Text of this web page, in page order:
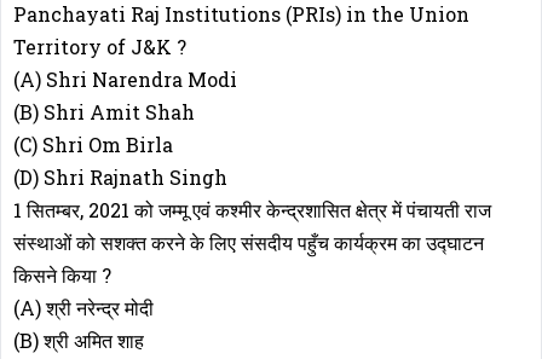
Panchayati Raj Institutions (PRIs) in the Union
Territory of J&K ?
(A) Shri Narendra Modi
(B) Shri Amit Shah
(C) Shri Om Birla
(D) Shri Rajnath Singh
1 सितम्बर, 2021 को जम्मू एवं कश्मीर केन्द्रशासित क्षेत्र में पंचायती राज
संस्थाओं को सशक्त करने के लिए संसदीय पहुँच कार्यक्रम का उद्घाटन
किसने किया ?
(A) श्री नरेन्द्र मोदी
(B) श्री अमित शाह